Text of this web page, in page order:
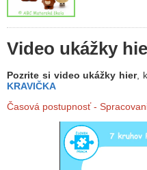
Video ukážky
Pozrite si video ukážky hier,
KRAVIČKA
Časová postupnosť -